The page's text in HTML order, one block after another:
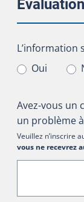
L’information
Oui
Avez-vous un
un problème
Veuillez n’inscrire
vous ne recevrez